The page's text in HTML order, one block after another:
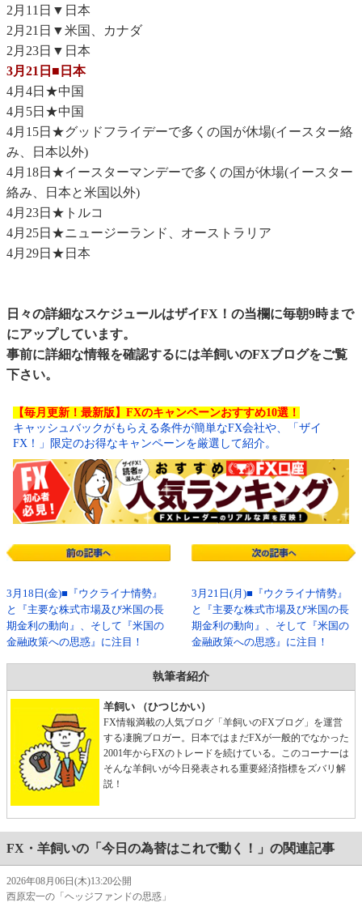
2月11日▼日本
2月21日▼米国、カナダ
2月23日▼日本
3月21日■日本
4月4日★中国
4月5日★中国
4月15日★グッドフライデーで多くの国が休場(イースター絡
み、日本以外)
4月18日★イースターマンデーで多くの国が休場(イースター
絡み、日本と米国以外)
4月23日★トルコ
4月25日★ニュージーランド、オーストラリア
4月29日★日本
日々の詳細なスケジュールはザイFX！の当欄に毎朝9時まで
にアップしています。
事前に詳細な情報を確認するには羊飼いのFXブログをご覧
下さい。
【毎月更新！最新版】FXのキャンペーンおすすめ10選！
キャッシュバックがもらえる条件が簡単なFX会社や、「ザイ
FX！」限定のお得なキャンペーンを厳選して紹介。
3月18日(金)■『ウクライナ情勢』
と『主要な株式市場及び米国の長
期金利の動向』、そして『米国の
金融政策への思惑』に注目！
3月21日(月)■『ウクライナ情勢』
と『主要な株式市場及び米国の長
期金利の動向』、そして『米国の
金融政策への思惑』に注目！
執筆者紹介
羊飼い （ひつじかい）
FX情報満載の人気ブログ「羊飼いのFXブログ」を運営
する凄腕ブロガー。日本ではまだFXが一般的でなかった
2001年からFXのトレードを続けている。このコーナーは
そんな羊飼いが今日発表される重要経済指標をズバリ解
説！
FX・羊飼いの「今日の為替はこれで動く！」の関連記事
2026年08月06日(木)13:20公開
西原宏一の「ヘッジファンドの思惑」